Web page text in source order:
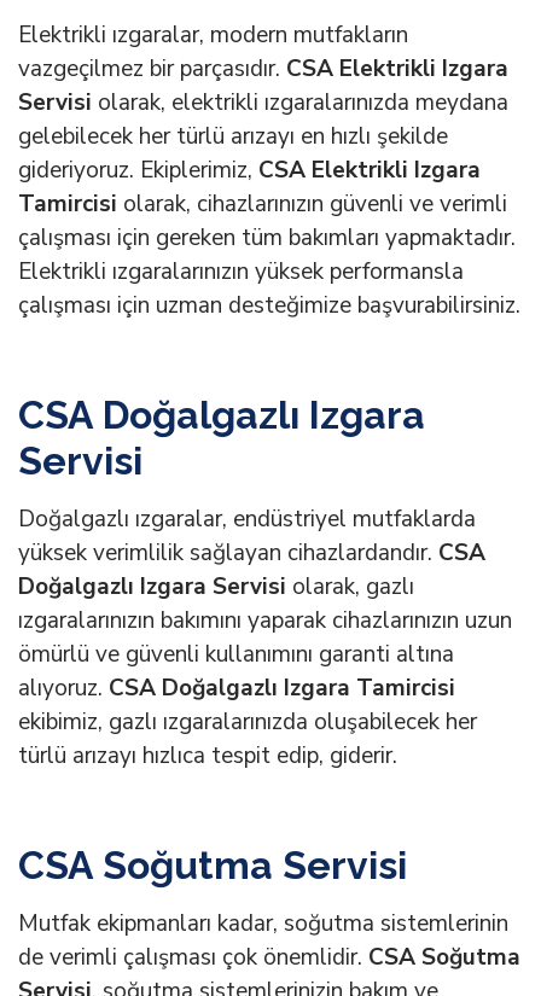
Elektrikli ızgaralar, modern mutfakların
vazgeçilmez bir parçasıdır. CSA Elektrikli Izgara
Servisi olarak, elektrikli ızgaralarınızda meydana
gelebilecek her türlü arızayı en hızlı şekilde
gideriyoruz. Ekiplerimiz, CSA Elektrikli Izgara
Tamircisi olarak, cihazlarınızın güvenli ve verimli
çalışması için gereken tüm bakımları yapmaktadır.
Elektrikli ızgaralarınızın yüksek performansla
çalışması için uzman desteğimize başvurabilirsiniz.
CSA Doğalgazlı Izgara
Servisi
Doğalgazlı ızgaralar, endüstriyel mutfaklarda
yüksek verimlilik sağlayan cihazlardandır. CSA
Doğalgazlı Izgara Servisi olarak, gazlı
ızgaralarınızın bakımını yaparak cihazlarınızın uzun
ömürlü ve güvenli kullanımını garanti altına
alıyoruz. CSA Doğalgazlı Izgara Tamircisi
ekibimiz, gazlı ızgaralarınızda oluşabilecek her
türlü arızayı hızlıca tespit edip, giderir.
CSA Soğutma Servisi
Mutfak ekipmanları kadar, soğutma sistemlerinin
de verimli çalışması çok önemlidir. CSA Soğutma